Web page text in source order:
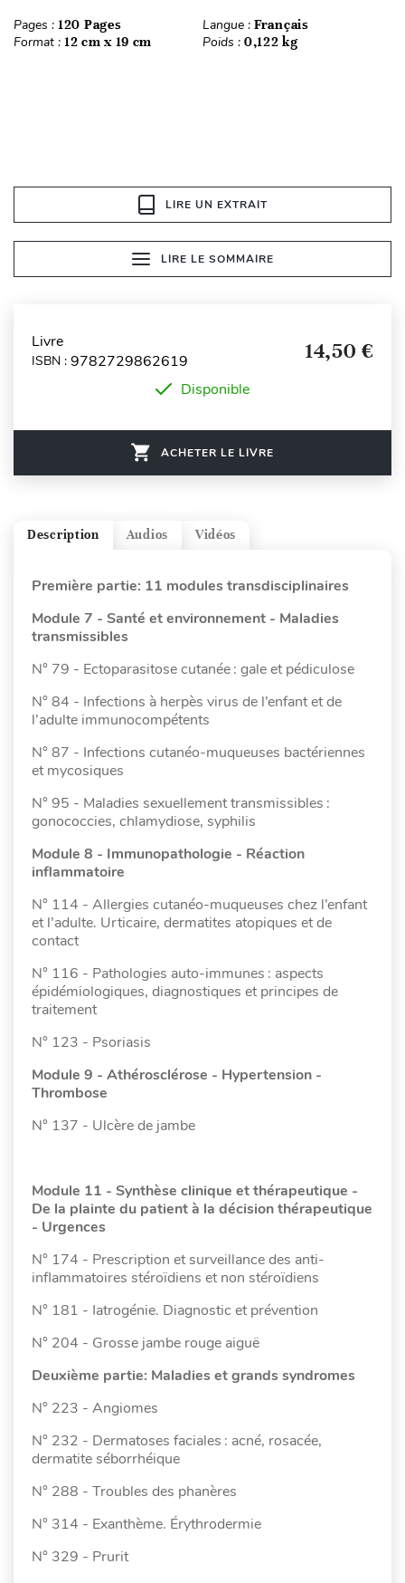
Pages : 120 Pages Langue : Français
Format : 12 cm x 19 cm Poids : 0,122 kg
LIRE UN EXTRAIT
LIRE LE SOMMAIRE
Livre
ISBN : 9782729862619 14,50 €
Disponible
ACHETER LE LIVRE
Vidéos
Audios
Description
Première partie: 11 modules transdisciplinaires
Module 7 - Santé et environnement - Maladies
transmissibles
N° 79 - Ectoparasitose cutanée : gale et pédiculose
N° 84 - Infections à herpès virus de l’enfant et de
l’adulte immunocompétents
N° 87 - Infections cutanéo-muqueuses bactériennes
et mycosiques
N° 95 - Maladies sexuellement transmissibles :
gonococcies, chlamydiose, syphilis
Module 8 - Immunopathologie - Réaction
inflammatoire
N° 114 - Allergies cutanéo-muqueuses chez l’enfant
et l’adulte. Urticaire, dermatites atopiques et de
contact
N° 116 - Pathologies auto-immunes : aspects
épidémiologiques, diagnostiques et principes de
traitement
N° 123 - Psoriasis
Module 9 - Athérosclérose - Hypertension -
Thrombose
N° 137 - Ulcère de jambe
Module 11 - Synthèse clinique et thérapeutique -
De la plainte du patient à la décision thérapeutique
- Urgences
N° 174 - Prescription et surveillance des anti-
inflammatoires stéroïdiens et non stéroïdiens
N° 181 - Iatrogénie. Diagnostic et prévention
N° 204 - Grosse jambe rouge aiguë
Deuxième partie: Maladies et grands syndromes
N° 223 - Angiomes
N° 232 - Dermatoses faciales : acné, rosacée,
dermatite séborrhéique
N° 288 - Troubles des phanères
N° 314 - Exanthème. Érythrodermie
N° 329 - Prurit